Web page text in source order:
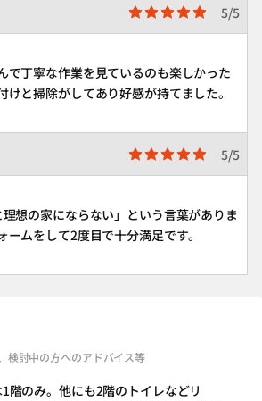
5/5
で丁寧な作業を見ているのも楽しかった
けと掃除がしてあり好感が持てました。
5/5
理想の家にならない」という言葉がありま
ームをして2度目で十分満足です。
検討中の方へのアドバイス等
階のみ。他にも2階のトイレなどリ